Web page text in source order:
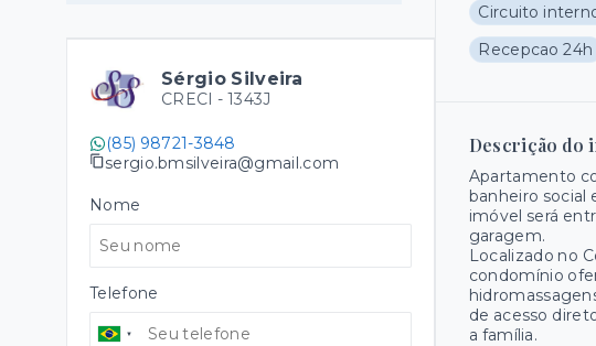
Circuito
Recepcao 24h
Descrição do
Apartamento
banheiro social
imóvel será
garagem.
Localizado no
condomínio
de acesso
a família.
Sérgio Silveira
CRECI - 1343J
(85) 98721-3848
sergio.bmsilveira@gmail.com
Nome
Telefone